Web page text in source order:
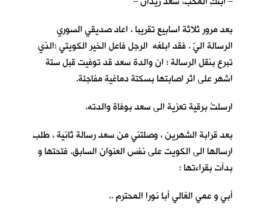
بعد مرور ثلاثة اسابيع تقريبا ، اعاد صديقي السوري
الرسالة اليّ . فقد ابلغه الرجل فاعل الخير الكويتي ؛الذي
تبرع بنقل الرسالة ؛ ان والدة سعد قد توفيت قبل ستة
اشهر على اثر اصابتها بسكتة دماغية مفاجئة.
ارسلتُ برقية تعزية الى سعد بوفاة والدته.
بعد قرابة الشهرين ، وصلتني من سعد رسالة ثانية ، طلب
ارسالها الى الكويت على نفس العنوان السابق. فتحتها و
بدأت بقراءتها :
أبي و عمي الغالي أبا نورا المحترم ..